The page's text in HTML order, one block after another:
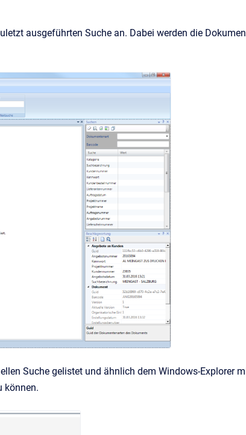
ausgeführten Suche an. Dabei werden die
Suche gelistet und ähnlich dem Windows-Explorer
können.